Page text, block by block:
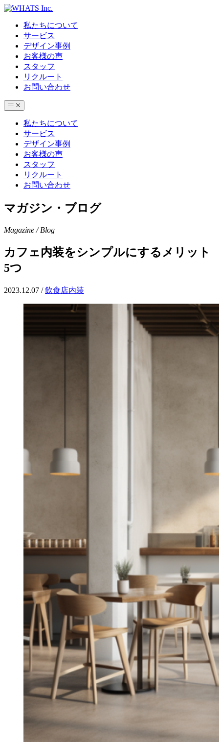
私たちについて
サービス
デザイン事例
お客様の声
スタッフ
リクルート
お問い合わせ
私たちについて
サービス
デザイン事例
お客様の声
スタッフ
リクルート
お問い合わせ
マガジン・ブログ
Magazine / Blog
カフェ内装をシンプルにするメリット
5つ
2023.12.07 / 飲食店内装